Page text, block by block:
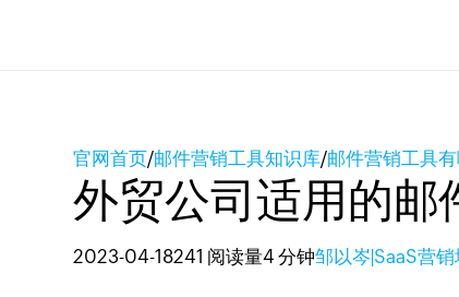
官网首页/邮件营销工具知识库/邮件营销工具
外贸公司适用的邮
2023-04-18241 阅读量4 分钟邹以岑|SaaS营